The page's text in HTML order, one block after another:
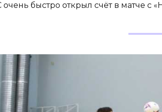
быстро открыл счёт в матче с